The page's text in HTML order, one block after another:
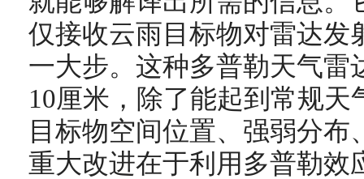
仅接收云雨目标物对雷达发
一大步。这种多普勒天气雷
10厘米，除了能起到常规
目标物空间位置、强弱分
重大改进在于利用多普勒效